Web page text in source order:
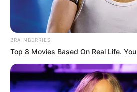
BRAINBERRIES
Top 8 Movies Based On Real Life.